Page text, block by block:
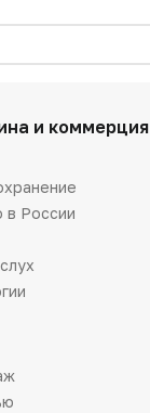
и коммерция
в России